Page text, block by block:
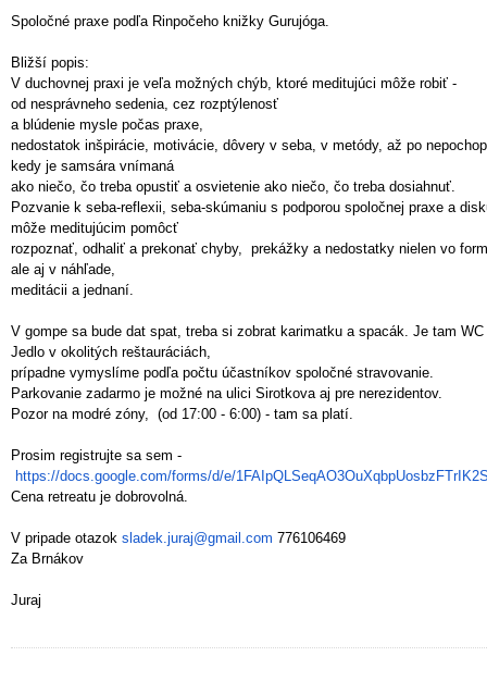
Spoločné praxe podľa Rinpočeho knižky Gurujóga.
Bližší popis:
V duchovnej praxi je veľa možných chýb, ktoré meditujúci môže robiť -
od nesprávneho sedenia, cez rozptýlenosť
a blúdenie mysle počas praxe,
nedostatok inšpirácie, motivácie, dôvery v seba, v metódy, až po
kedy je samsára vnímaná
ako niečo, čo treba opustiť a osvietenie ako niečo, čo treba dosiahnuť.
Pozvanie k seba-reflexii, seba-skúmaniu s podporou spoločnej praxe a
môže meditujúcim pomôcť
rozpoznať, odhaliť a prekonať chyby, prekážky a nedostatky nielen vo
ale aj v náhľade,
meditácii a jednaní.
V gompe sa bude dat spat, treba si zobrat karimatku a spacák. Je tam
Jedlo v okolitých reštauráciách,
prípadne vymyslíme podľa počtu účastníkov spoločné stravovanie.
Parkovanie zadarmo je možné na ulici Sirotkova aj pre nerezidentov.
Pozor na modré zóny, (od 17:00 - 6:00) - tam sa platí.
Prosim registrujte sa sem -
https://docs.google.com/forms/d/e/1FAIpQLSeqAO3OuXqbpUosbzFTrIK2
Cena retreatu je dobrovolná.
V pripade otazok sladek.juraj@gmail.com 776106469
Za Brnákov
Juraj